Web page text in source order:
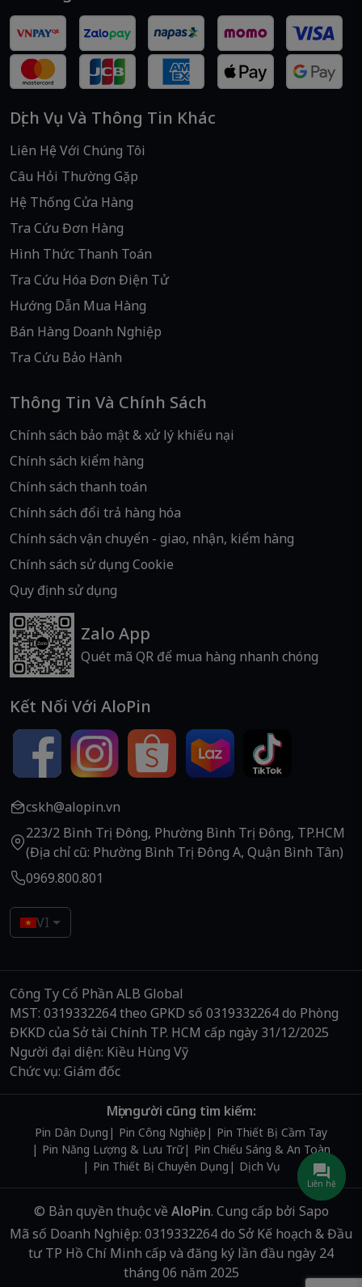
Dịch Vụ Và Thông Tin Khác
Liên Hệ Với Chúng Tôi
Câu Hỏi Thường Gặp
Hệ Thống Cửa Hàng
Tra Cứu Đơn Hàng
Hình Thức Thanh Toán
Tra Cứu Hóa Đơn Điện Tử
Hướng Dẫn Mua Hàng
Bán Hàng Doanh Nghiệp
Tra Cứu Bảo Hành
Thông Tin Và Chính Sách
Chính sách bảo mật & xử lý khiếu nại
Chính sách kiểm hàng
Chính sách thanh toán
Chính sách đổi trả hàng hóa
Chính sách vận chuyển - giao, nhận, kiểm hàng
Chính sách sử dụng Cookie
Quy định sử dụng
Zalo App
Quét mã QR để mua hàng nhanh chóng
Kết Nối Với AloPin
cskh@alopin.vn
223/2 Bình Trị Đông, Phường Bình Trị Đông, TP.HCM
(Địa chỉ cũ: Phường Bình Trị Đông A, Quận Bình Tân)
0969.800.801
VI
Công Ty Cổ Phần ALB Global
MST: 0319332264 theo GPKD số 0319332264 do Phòng
ĐKKD của Sở tài Chính TP. HCM cấp ngày 31/12/2025
Người đại diện: Kiều Hùng Vỹ
Chức vụ: Giám đốc
Mọi người cũng tìm kiếm:
Pin Dân Dụng Pin Công Nghiệp
Pin Thiết Bị Cầm Tay
Pin Năng Lượng & Lưu Trữ
Pin Chiếu Sáng & An Toàn
Pin Thiết Bị Chuyên Dụng
Dịch Vụ
© Bản quyền thuộc vềAloPin. Cung cấp bởi Sapo
Mã số Doanh Nghiệp: 0319332264 do Sở Kế hoạch & Đầu
tư TP Hồ Chí Minh cấp và đăng ký lần đầu ngày 24
tháng 06 năm 2025
Liên hệ